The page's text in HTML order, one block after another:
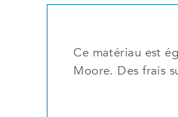
Ce matériau est
Moore. Des frais